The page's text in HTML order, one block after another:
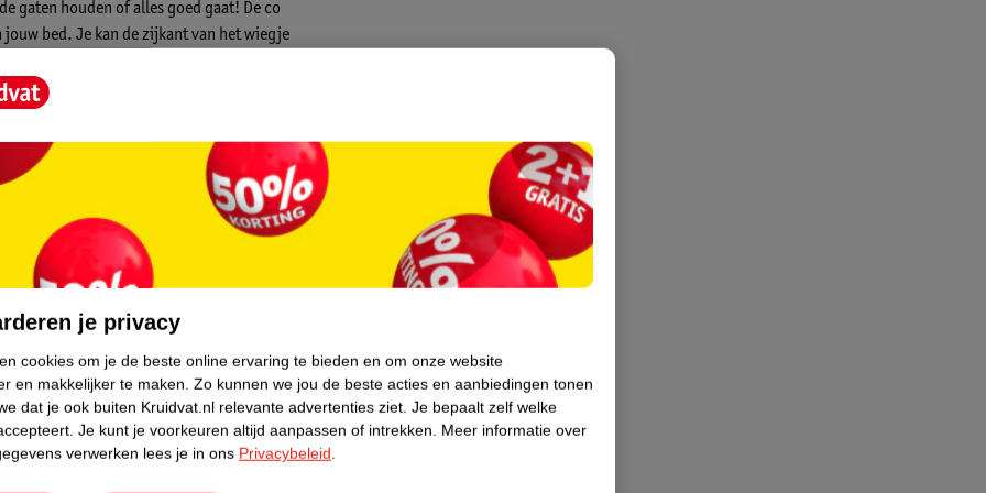
gaten houden of alles goed gaat! De co
bed. Je kan de zijkant van het wiegje
wilt voeden of in slaap wilt wiegen
co-sleeper zodat je er doorheen kan
wiegje is in de hoogte in 11 standen
hoogte zetten met je eigen bed. De co
de spijsvertering van je kindje, kan het
voeden.
aan het bed
je privacy
cookies om je de beste online ervaring te bieden en om onze website
en makkelijker te maken. Zo kunnen we jou de beste acties en aanbiedingen tonen
dat je ook buiten Kruidvat.nl relevante advertenties ziet. Je bepaalt zelf welke
Je kunt je voorkeuren altijd aanpassen of intrekken. Meer informatie over
verwerken lees je in ons Privacybeleid.